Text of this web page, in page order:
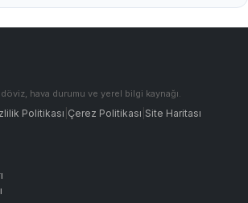
döviz, hava durumu ve yerel bilgi kaynağı.
Politikası Çerez Politikası Site Haritası